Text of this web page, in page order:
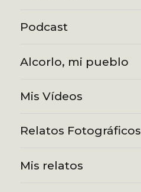
Podcast
Alcorlo, mi pueblo
Mis Vídeos
Relatos Fotográficos
Mis relatos